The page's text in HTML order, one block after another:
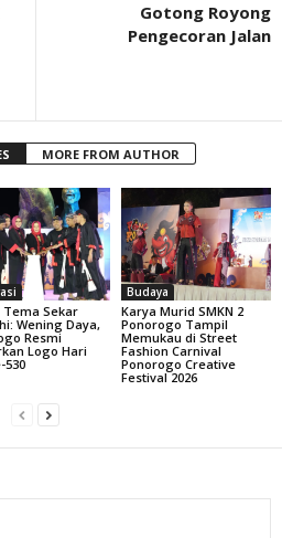
Gotong Royong
Pengecoran Jalan
MORE FROM AUTHOR
Tema Sekar
Wening Daya,
Resmi
Logo Hari
530
Budaya
Karya Murid SMKN 2
Ponorogo Tampil
Memukau di Street
Fashion Carnival
Ponorogo Creative
Festival 2026